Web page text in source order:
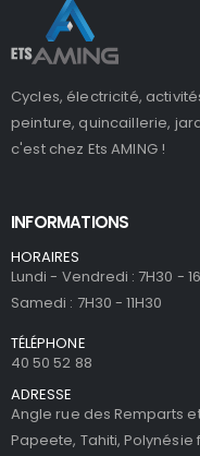
Cycles, électricité,
peinture, quincaillerie,
c'est chez Ets AMING !
INFORMATIONS
HORAIRES
Lundi - Vendredi : 7H30 -
Samedi : 7H30 - 11H30
TÉLÉPHONE
40 50 52 88
ADRESSE
Angle rue des Remparts
Papeete, Tahiti, Polynésie